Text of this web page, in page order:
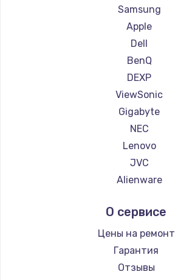
Ремонт мониторов Titan
Ремонт мониторов
Ремонт мониторов
Samsung
Apple
Dell
BenQ
DEXP
ViewSonic
Gigabyte
NEC
Lenovo
JVC
Alienware
Thunderobot
Hisense
АОС
Ardor
О сервисе
Цены на ремонт
Гарантия
Отзывы